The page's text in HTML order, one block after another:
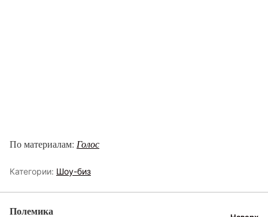
По материалам: Голос
Категории: Шоу-биз
Полемика